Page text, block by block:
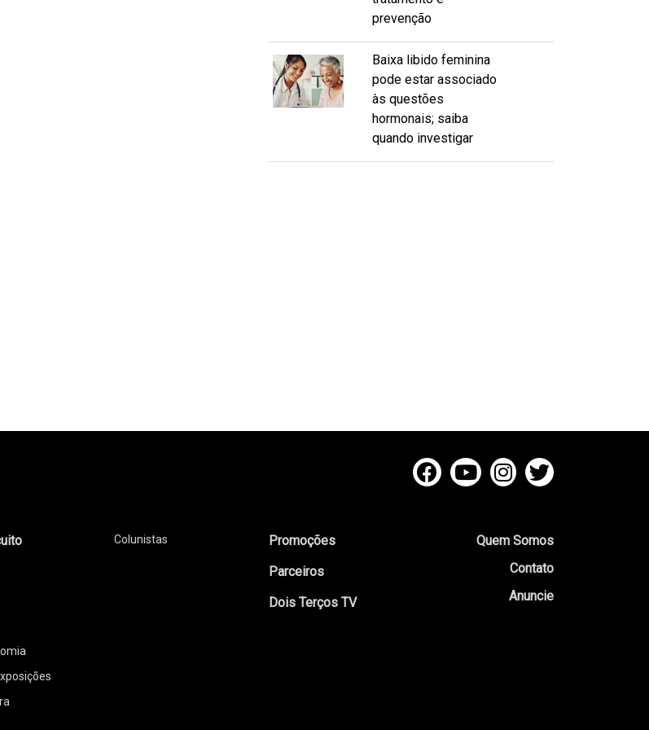
prevenção
Baixa libido feminina
pode estar associado
às questões
hormonais; saiba
quando investigar
Colunistas
Promoções
Parceiros
Dois Terços TV
Quem Somos
Contato
Anuncie